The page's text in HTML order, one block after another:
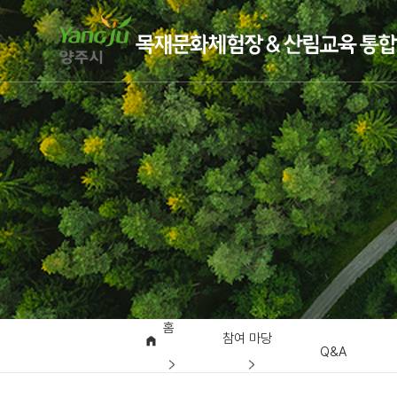
홈
참여 마당
Q&A